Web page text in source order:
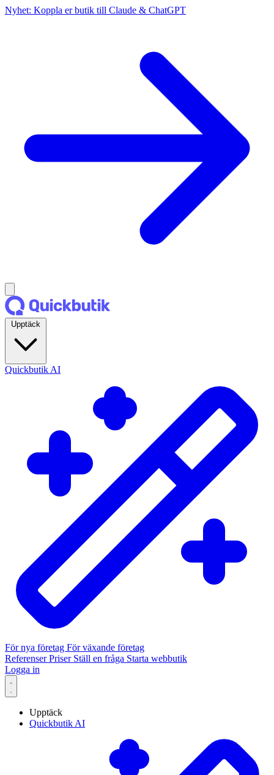
Nyhet: Koppla er butik till Claude & ChatGPT
Quickbutik AI
För nya företag För växande företag
ReferenserPriser Ställ en fråga Starta webbutik
Logga in
Upptäck
Quickbutik AI